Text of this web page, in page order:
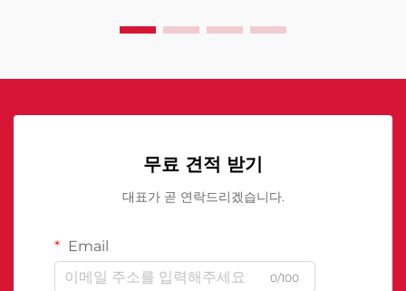
무료 견적 받기
대표가 곧 연락드리겠습니다.
Email
0/100